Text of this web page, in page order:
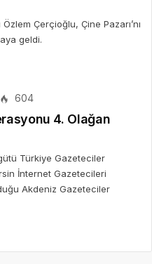
Çerçioğlu, Çine Pazarı’nı
geldi.
604
4. Olağan
Türkiye Gazeteciler
İnternet Gazetecileri
Akdeniz Gazeteciler